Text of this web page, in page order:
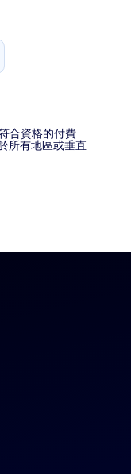
合資格的付費
所有地區或垂直